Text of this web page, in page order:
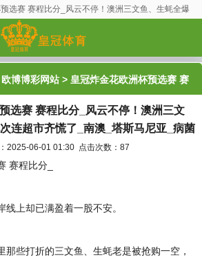
选赛 赛程比分_风云不停！澳洲三文鱼、生蚝全爆
塔斯马尼亚_病菌
欧博博彩网站 > 皇冠炸金花欧洲杯预选赛 赛
三文鱼、生蚝全爆雷，此次连超市齐慌了_
选赛 赛程比分_风云不停！澳洲三文
连超市齐慌了_南澳_塔斯马尼亚_病菌
2025-06-01 01:30 点击次数：87
赛程比分_
上却已满盈着一股不安。
那些打折的三文鱼、生蚝老是被抢购一空，